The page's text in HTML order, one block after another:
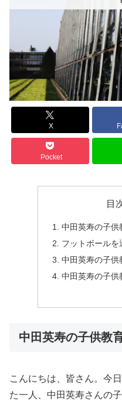
X
Pocket
目
中田英寿の子供
フットボールを
中田英寿の子供
中田英寿の子供
中田英寿の子供教
こんにちは、皆さん。今
た一人、中田英寿さんの